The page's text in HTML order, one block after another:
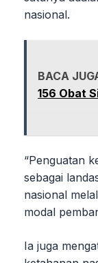
nasional.
BACA
156 Obat
“Penguatan
sebagai
nasional
modal
Ia juga